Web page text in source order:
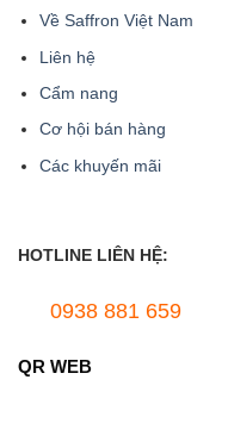
Về Saffron Việt Nam
Liên hệ
Cẩm nang
Cơ hội bán hàng
Các khuyến mãi
HOTLINE LIÊN HỆ:
0938 881 659
QR WEB